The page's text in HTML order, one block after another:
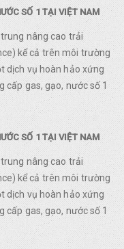
SỐ 1 TẠI VIỆT NAM
nâng cao trải
kể cả trên môi trường
dịch vụ hoàn hảo xứng
gas, gạo, nước số 1
SỐ 1 TẠI VIỆT NAM
nâng cao trải
kể cả trên môi trường
dịch vụ hoàn hảo xứng
gas, gạo, nước số 1